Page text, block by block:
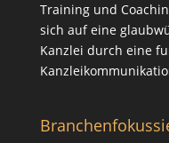
Trainingund
sich auf eine
Kanzlei durch eine